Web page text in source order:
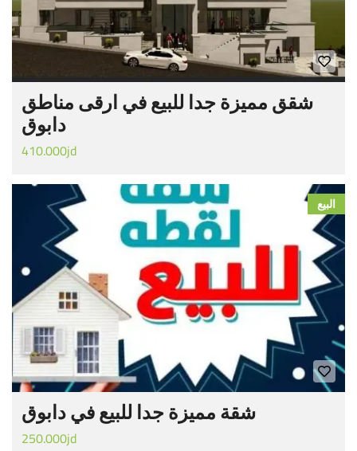
شقق مميزة جدا للبيع في ارقى مناطق
دابوق
410.000jd
البيع
شقة مميزة جدا للبيع في دابوق
250.000jd